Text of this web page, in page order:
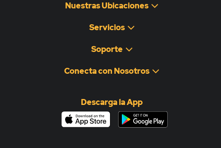
Nuestras Ubicaciones
Servicios
Soporte
Conecta con Nosotros
Descarga la App